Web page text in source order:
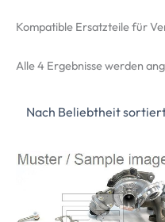
Kompatible Ersatzteile für
Alle 4 Ergebnisse werden